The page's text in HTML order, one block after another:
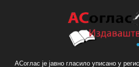
АСоглас је јавно гласило уписано у